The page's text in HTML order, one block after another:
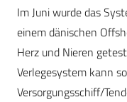
Im Juni wurde das
einem dänischen
Herz und Nieren
Verlegesystem kann
Versorgungsschiff/